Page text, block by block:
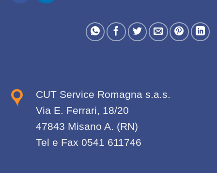
CUT Service Romagna s.a.s.
Via E. Ferrari, 18/20
47843 Misano A. (RN)
Tel e Fax 0541 611746